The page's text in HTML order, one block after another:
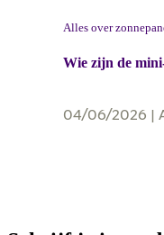
Alles over
Wie zijn de
04/06/2026 |